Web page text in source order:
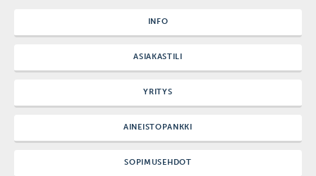
INFO
ASIAKASTILI
YRITYS
AINEISTOPANKKI
SOPIMUSEHDOT